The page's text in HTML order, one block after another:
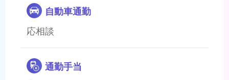
自動車通勤
応相談
通勤手当